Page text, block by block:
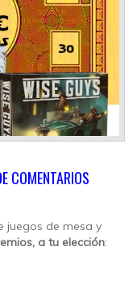
COMENTARIOS
juegos de mesa y
a tu elección: